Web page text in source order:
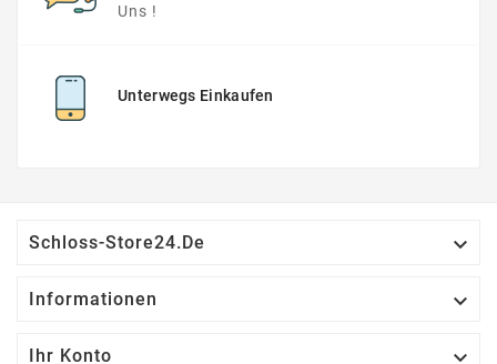
Uns !
Unterwegs Einkaufen
Schloss-Store24.de 
Informationen 
Ihr Konto 